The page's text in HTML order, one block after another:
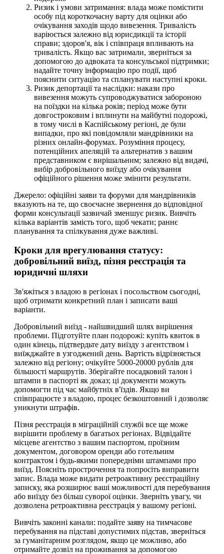
Ризик і умови затримання: влада може помістити
особу під короткочасну варту для оцінки або
очікування заходів щодо вивезення. Тривалість
варіюється залежно від юрисдикції та історії
справи; здоров'я, вік і співпраця впливають на
тривалість. Якщо вас затримали, зверніться за
допомогою до адвоката та консульської підтримки;
надайте точну інформацію про події, щоб
пояснити ситуацію та спланувати наступні кроки.
Ризик депортації та наслідки: накази про
вивезення можуть супроводжуватися забороною
на поїздки на кілька років; період може бути
довгостроковим і вплинути на майбутні подорожі,
в тому числі в Каспійському регіоні, де були
випадки, про які повідомляли мандрівники на
різних онлайн-форумах. Розуміння процесу,
потенційних апеляцій та альтернатив з вашим
представником є вирішальним; залежно від видачі,
вибір добровільного виїзду або очікування
офіційного рішення може змінити результати.
Джерело: офіційні заяви та форуми для мандрівників
вказують на те, що своєчасне звернення до відповідної
форми консультації зазвичай зменшує ризик. Вивчіть
кілька варіантів замість того, щоб чекати; раннє
планування та спілкування дуже важливі.
Кроки для врегулювання статусу:
добровільний виїзд, пізня реєстрація та
юридичні шляхи
Зв'яжіться з владою в регіонах і посольством сьогодні,
щоб отримати конкретний план і записати ваші
варіанти.
Добровільний виїзд - найшвидший шлях вирішення
проблеми. Підготуйте план подорожі: купіть квиток в
один кінець, підтвердьте дату виїзду з агентством і
виїжджайте в узгоджений день. Вартість відрізняється
залежно від регіону; очікуйте 5000-20000 рублів для
більшості маршрутів. Зберігайте посадковий талон і
штампи в паспорті як доказ; ці документи можуть
допомогти під час майбутніх в'їздів. Якщо ви
співпрацюєте з владою, процес безкоштовний і дозволяє
уникнути штрафів.
Пізня реєстрація в міграційній службі все ще може
вирішити проблему в багатьох регіонах. Відвідайте
місцеве агентство з вашим паспортом, проїзним
документом, договором оренди або готельним
контрактом і будь-якими попередніми штампами про
виїзд. Поясніть прострочення та попросіть виправити
запис. Влада може видати ретроактивну реєстраційну
записку, яка розширює ваші можливості для перебування
або виїзду без більш суворої оцінки. Зверніть увагу, чи
дозволена ретроактивна реєстрація у вашому регіоні.
Вивчіть законні канали: подайте заяву на тимчасове
перебування на підставі допустимих підстав, зверніться
за гуманітарним розглядом, якщо це можливо, або
отримайте дозвіл на проживання за допомогою